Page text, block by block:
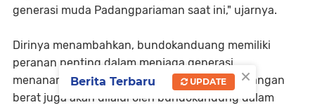
generasi muda Padangpariaman saat ini," ujarnya.
Dirinya menambahkan, bundokanduang memiliki
peranan penting dalam menjaga generasi,
menanamkan nilai budaya, adat istiadat. tantangan
berat juga akan dilalui oleh bundokandung dalam
×
Berita Terbaru UPDATE